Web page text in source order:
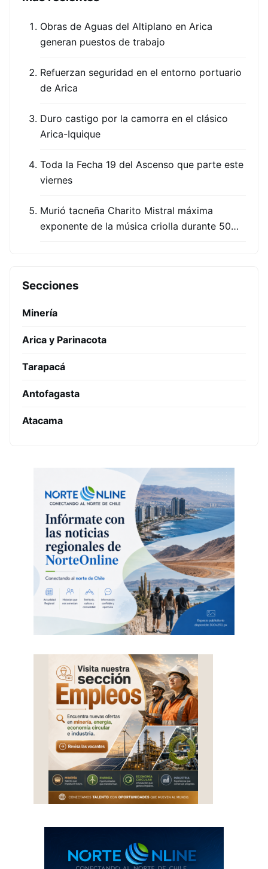
Obras de Aguas del Altiplano en Arica
generan puestos de trabajo
Refuerzan seguridad en el entorno portuario
de Arica
Duro castigo por la camorra en el clásico
Arica-Iquique
Toda la Fecha 19 del Ascenso que parte este
viernes
Murió tacneña Charito Mistral máxima
exponente de la música criolla durante 50…
Secciones
Minería
Arica y Parinacota
Tarapacá
Antofagasta
Atacama